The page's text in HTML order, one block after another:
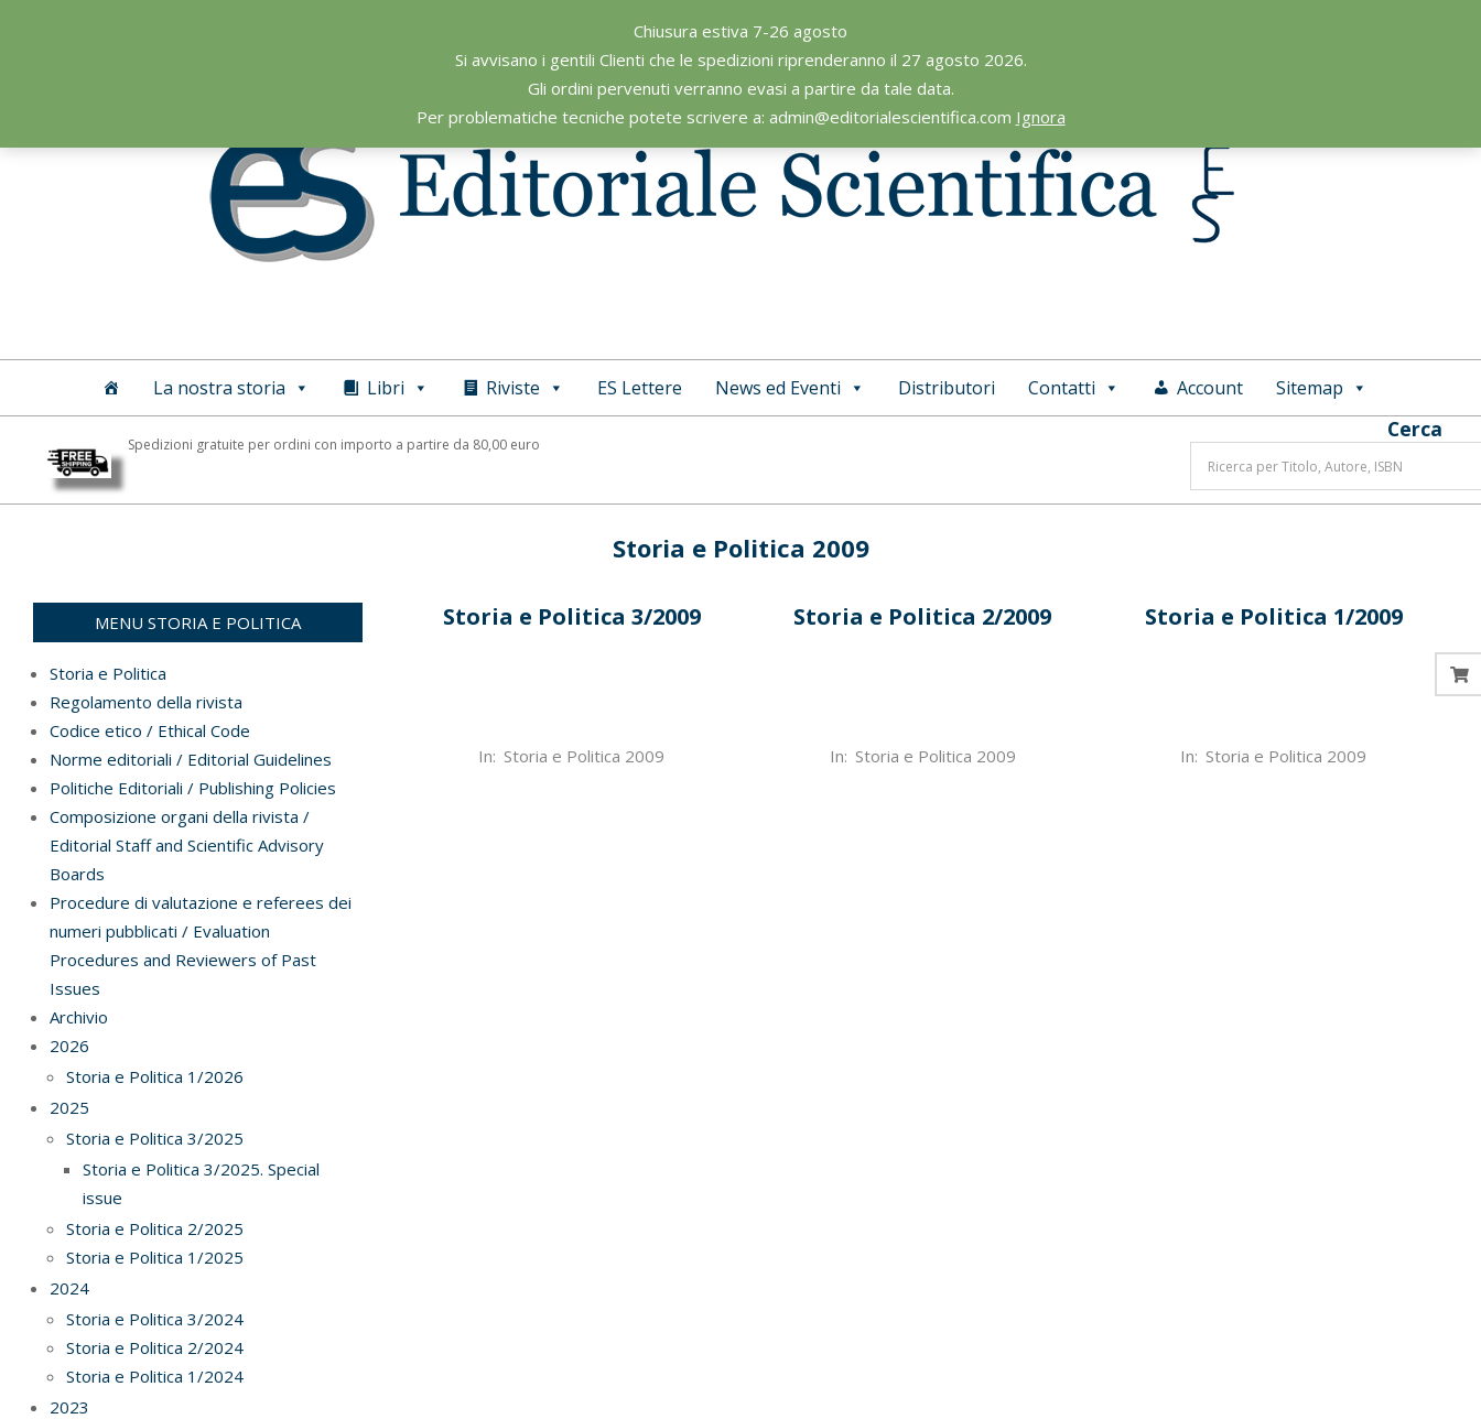
Chiusura estiva 7-26 agosto
Si avvisano i gentili Clienti che le spedizioni riprenderanno il 27 agosto 2026.
Gli ordini pervenuti verranno evasi a partire da tale data.
Per problematiche tecniche potete scrivere a: admin@editorialescientifica.com Ignora
Editoriale
Scientifica
Primary
La nostra storia Libri Riviste ES Lettere News ed Eventi Distributori Contatti Account Sitemap
Spedizioni gratuite per ordini con importo a partire da 80,00 euro
Cerca
Storia e Politica 2009
Storia e Politica 3/2009
In: Storia e Politica 2009
Storia e Politica 2/2009
In: Storia e Politica 2009
Storia e Politica 1/2009
In: Storia e Politica 2009
MENU STORIA E POLITICA
Storia e Politica
Regolamento della rivista
Codice etico / Ethical Code
Norme editoriali / Editorial Guidelines
Politiche Editoriali / Publishing Policies
Composizione organi della rivista /
Editorial Staff and Scientific Advisory
Boards
Procedure di valutazione e referees dei
numeri pubblicati / Evaluation
Procedures and Reviewers of Past
Issues
Archivio
2026
Storia e Politica 1/2026
2025
Storia e Politica 3/2025
Storia e Politica 3/2025. Special
issue
Storia e Politica 2/2025
Storia e Politica 1/2025
2024
Storia e Politica 3/2024
Storia e Politica 2/2024
Storia e Politica 1/2024
2023